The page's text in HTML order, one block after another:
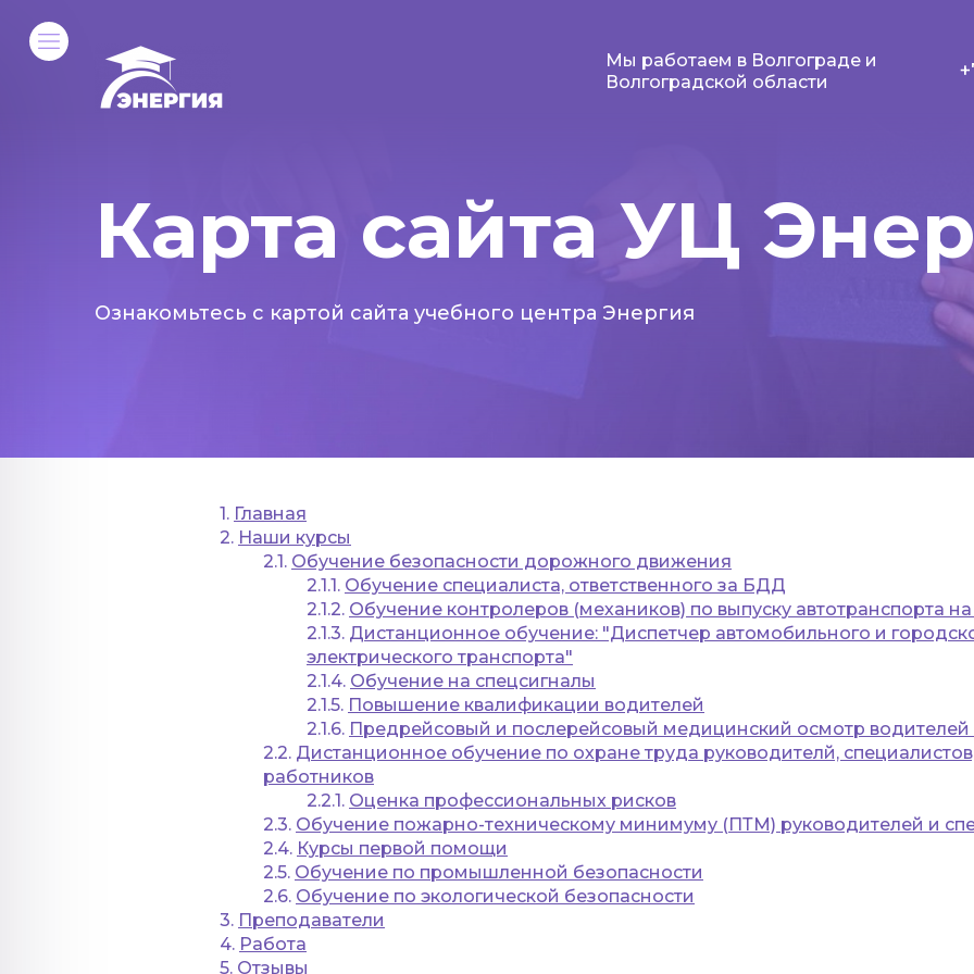
Мы работаем в Волгограде и
Волгоградской области
Карта сайта УЦ
Ознакомьтесь с картой сайта учебного центра Энергия
1. Главная
2. Наши курсы
2.1. Обучение безопасности дорожного движения
2.1.1. Обучение специалиста, ответственного за БДД
2.1.2. Обучение контролеров (механиков) по выпуску автотранспорта
2.1.3. Дистанционное обучение: "Диспетчер автомобильного и
электрического транспорта"
2.1.4. Обучение на спецсигналы
2.1.5. Повышение квалификации водителей
2.1.6. Предрейсовый и послерейсовый медицинский осмотр водителей
2.2. Дистанционное обучение по охране труда руководителй,
работников
2.2.1. Оценка профессиональных рисков
2.3. Обучение пожарно-техническому минимуму (ПТМ) руководителей и
2.4. Курсы первой помощи
2.5. Обучение по промышленной безопасности
2.6. Обучение по экологической безопасности
3. Преподаватели
4. Работа
5. Отзывы